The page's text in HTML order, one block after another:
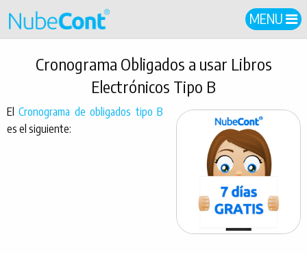
MENU
Cronograma Obligados a usar Libros
Electrónicos Tipo B
ElCronograma de obligados tipo B
es el siguiente: